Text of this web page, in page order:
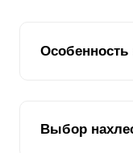
Особенность
Этот вариант
заборов-
Выбор